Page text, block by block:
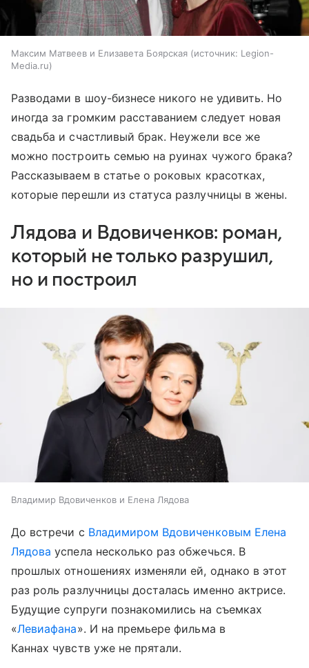
Максим Матвеев и Елизавета Боярская источник: Legion-
Media.ru
Разводами в шоу-бизнесе никого не удивить. Но
иногда за громким расставанием следует новая
свадьба и счастливый брак. Неужели все же
можно построить семью на руинах чужого брака?
Рассказываем в статье о роковых красотках,
которые перешли из статуса разлучницы в жены.
Лядова и Вдовиченков: роман,
который не только разрушил,
но и построил
Владимир Вдовиченков и Елена Лядова
До встречи с Владимиром Вдовиченковым Елена
Лядова успела несколько раз обжечься. В
прошлых отношениях изменяли ей, однако в этот
раз роль разлучницы досталась именно актрисе.
Будущие супруги познакомились на съемках
«Левиафана». И на премьере фильма в
Каннах чувств уже не прятали.